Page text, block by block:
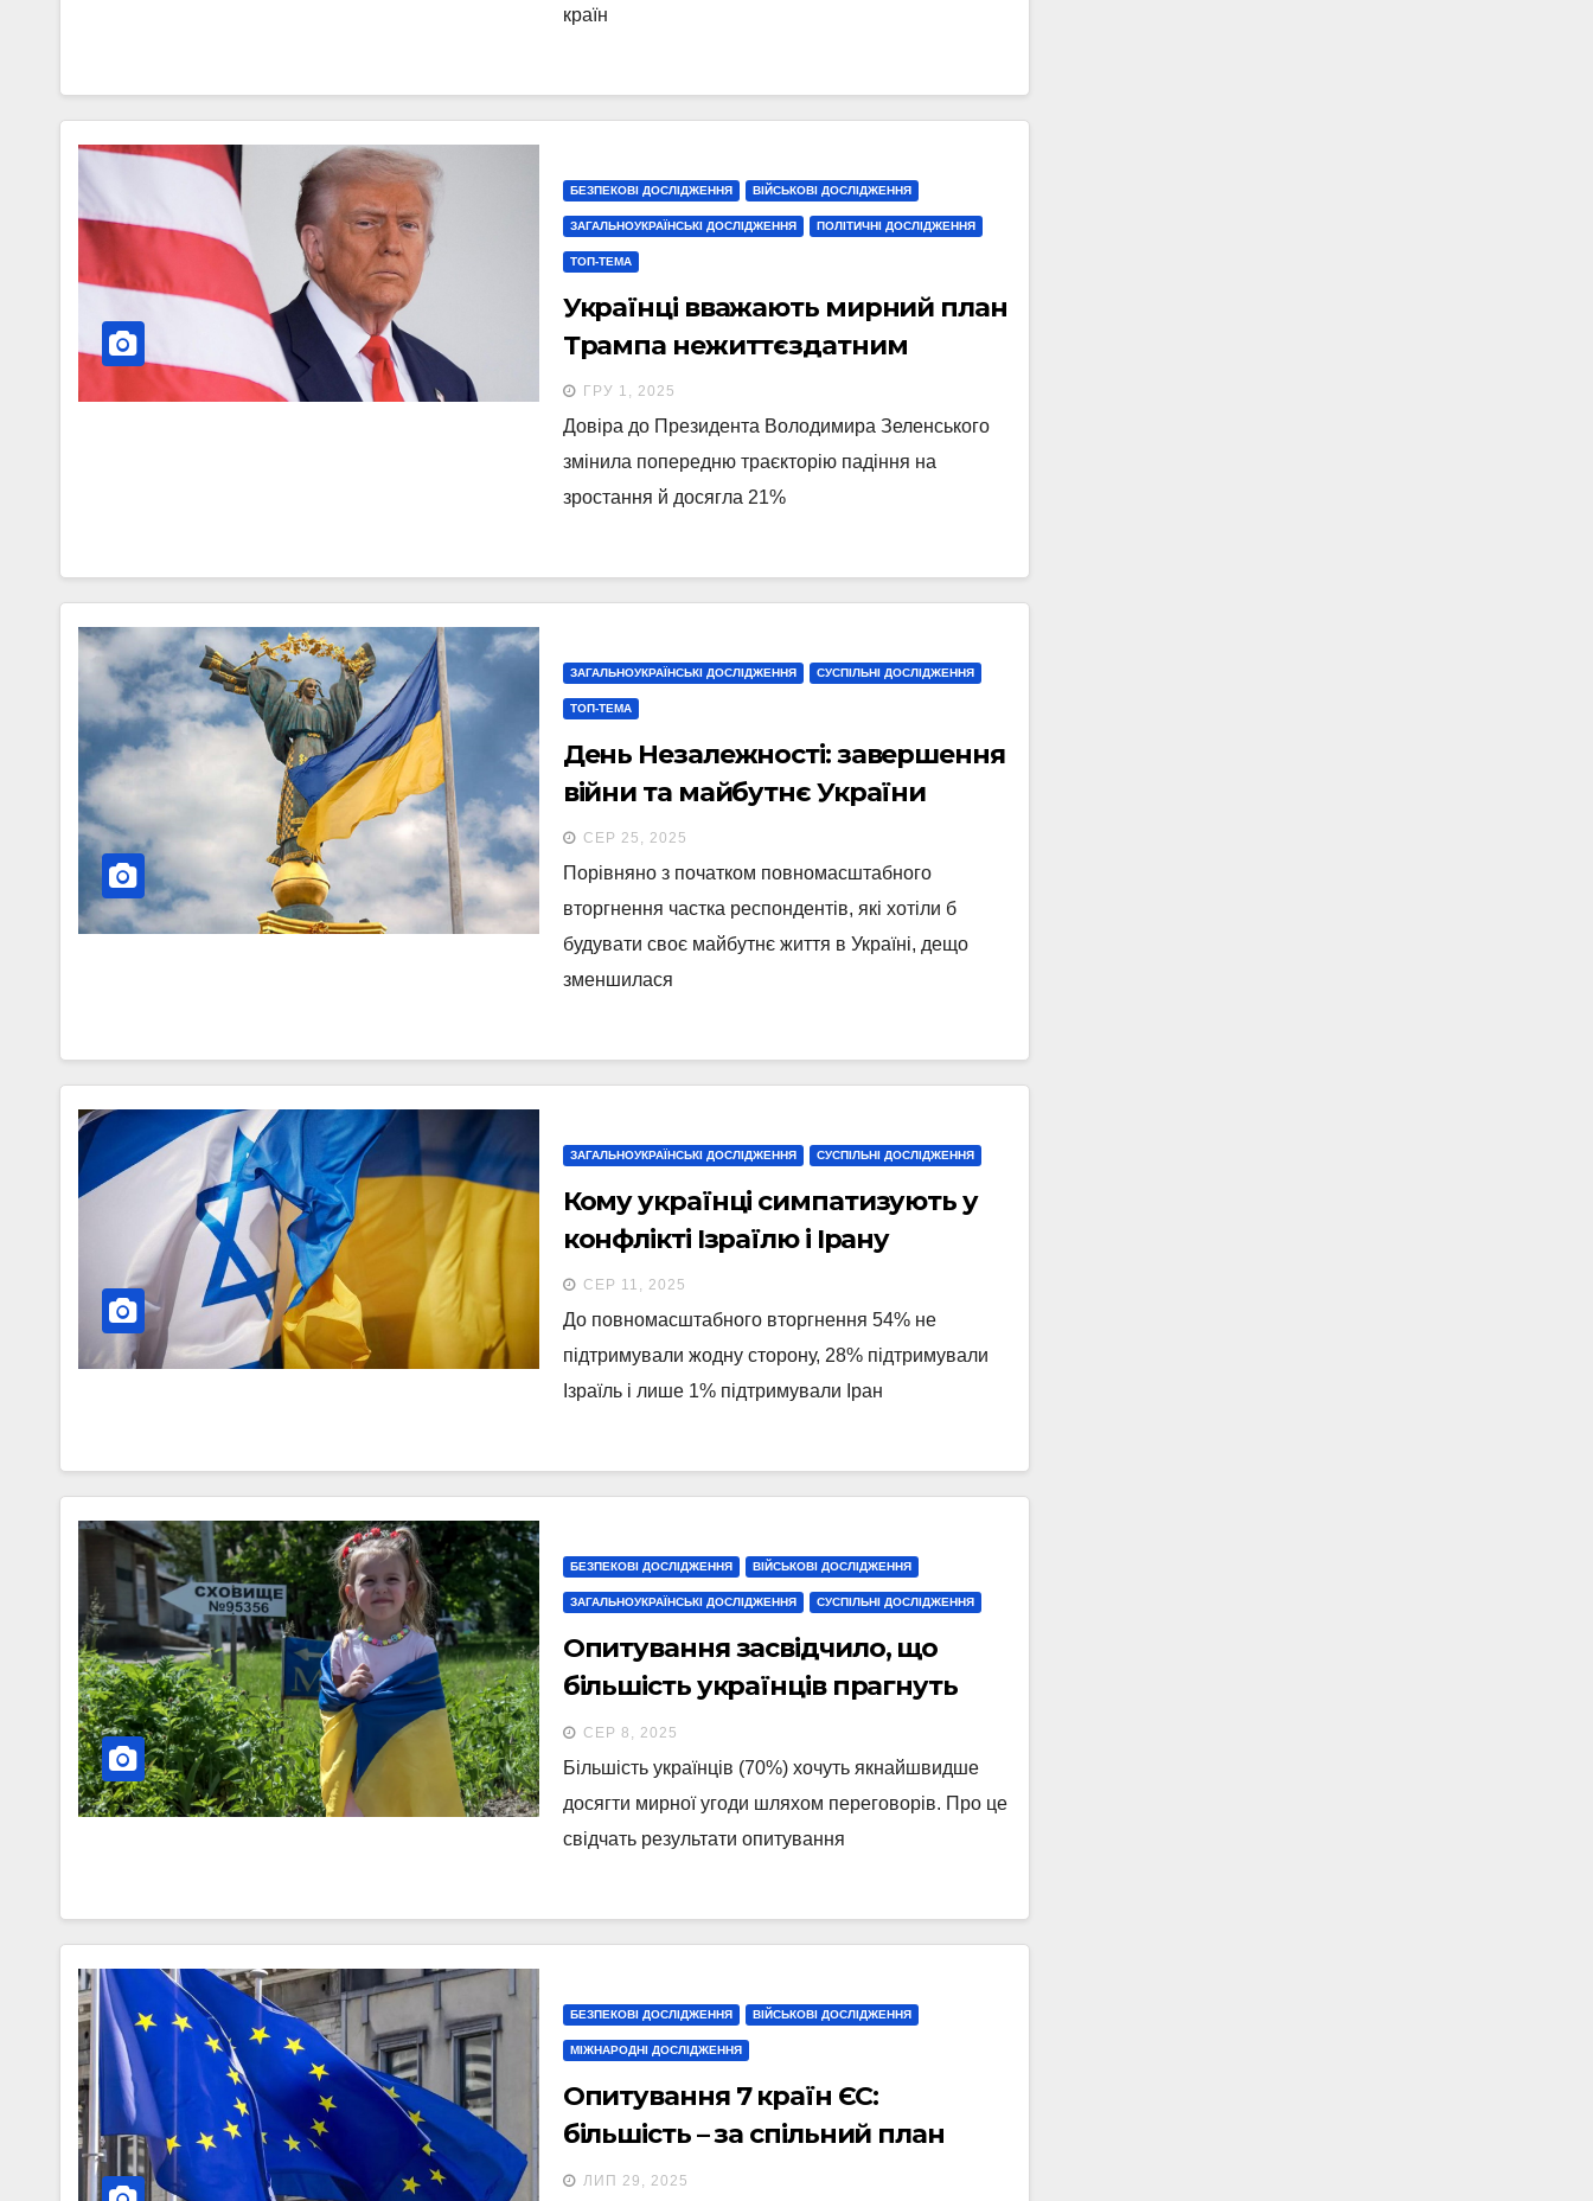
країн
БЕЗПЕКОВІ ДОСЛІДЖЕННЯ ВІЙСЬКОВІ ДОСЛІДЖЕННЯ
ЗАГАЛЬНОУКРАЇНСЬКІ ДОСЛІДЖЕННЯ ПОЛІТИЧНІ ДОСЛІДЖЕННЯ
ТОП-ТЕМА
Українці вважають мирний план
Трампа нежиттєздатним
ГРУ 1, 2025
Довіра до Президента Володимира Зеленського
змінила попередню траєкторію падіння на
зростання й досягла 21%
ЗАГАЛЬНОУКРАЇНСЬКІ ДОСЛІДЖЕННЯ СУСПІЛЬНІ ДОСЛІДЖЕННЯ
ТОП-ТЕМА
День Незалежності: завершення
війни та майбутнє України
СЕР 25, 2025
Порівняно з початком повномасштабного
вторгнення частка респондентів, які хотіли б
будувати своє майбутнє життя в Україні, дещо
зменшилася
ЗАГАЛЬНОУКРАЇНСЬКІ ДОСЛІДЖЕННЯ СУСПІЛЬНІ ДОСЛІДЖЕННЯ
Кому українці симпатизують у
конфлікті Ізраїлю і Ірану
СЕР 11, 2025
До повномасштабного вторгнення 54% не
підтримували жодну сторону, 28% підтримували
Ізраїль і лише 1% підтримували Іран
БЕЗПЕКОВІ ДОСЛІДЖЕННЯ ВІЙСЬКОВІ ДОСЛІДЖЕННЯ
ЗАГАЛЬНОУКРАЇНСЬКІ ДОСЛІДЖЕННЯ СУСПІЛЬНІ ДОСЛІДЖЕННЯ
Опитування засвідчило, що
більшість українців прагнуть
якнайшвидшого мирного
врегулювання
СЕР 8, 2025
Більшість українців (70%) хочуть якнайшвидше
досягти мирної угоди шляхом переговорів. Про це
свідчать результати опитування
БЕЗПЕКОВІ ДОСЛІДЖЕННЯ ВІЙСЬКОВІ ДОСЛІДЖЕННЯ
МІЖНАРОДНІ ДОСЛІДЖЕННЯ
Опитування 7 країн ЄС:
більшість – за спільний план
стосовно війні в Україні, але
ЛИП 29, 2025